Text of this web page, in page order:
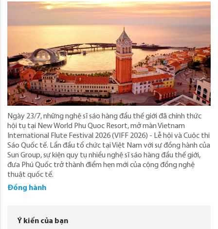
Ngày 23/7, những nghệ sĩ sáo hàng đầu thế giới đã chính thức
hội tụ tại New World Phu Quoc Resort, mở màn Vietnam
International Flute Festival 2026 (VIFF 2026) - Lễ hội và Cuộc thi
Sáo Quốc tế. Lần đầu tổ chức tại Việt Nam với sự đồng hành của
Sun Group, sự kiện quy tụ nhiều nghệ sĩ sáo hàng đầu thế giới,
đưa Phú Quốc trở thành điểm hẹn mới của cộng đồng nghệ
thuật quốc tế.
Đồng hành
Ý kiến của bạn